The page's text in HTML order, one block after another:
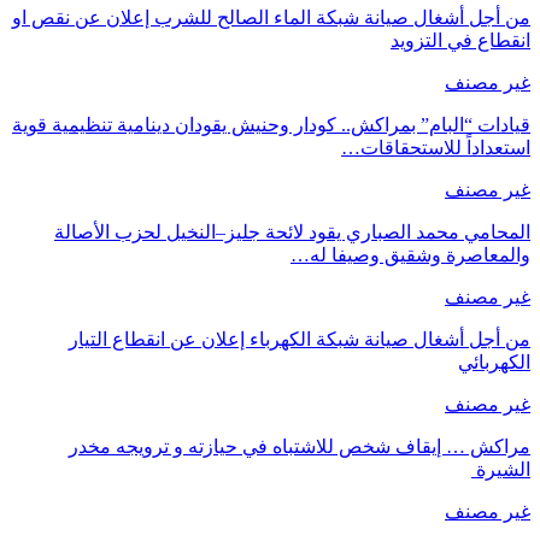
من أجل أشغال صيانة شبكة الماء الصالح للشرب إعلان عن نقص او
انقطاع في التزويد
غير مصنف
قيادات “البام” بمراكش.. كودار وحنيش يقودان دينامية تنظيمية قوية
استعداداً للاستحقاقات…
غير مصنف
المحامي محمد الصباري يقود لائحة جليز–النخيل لحزب الأصالة
والمعاصرة وشقيق وصيفا له…
غير مصنف
من أجل أشغال صيانة شبكة الكهرباء إعلان عن انقطاع التيار
الكهربائي
غير مصنف
مراكش … إيقاف شخص للاشتباه في حيازته و ترويجه مخدر
الشيرة
غير مصنف